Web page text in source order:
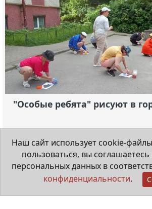
"Особые ребята" рисуют в
Видеорепортаж
Наш сайт использует cookie-
пользоваться, вы
персональных данных в
конфиденциальности.